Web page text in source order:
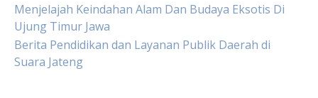
Menjelajah Keindahan Alam Dan Budaya Eksotis Di
Ujung Timur Jawa
Berita Pendidikan dan Layanan Publik Daerah di
Suara Jateng